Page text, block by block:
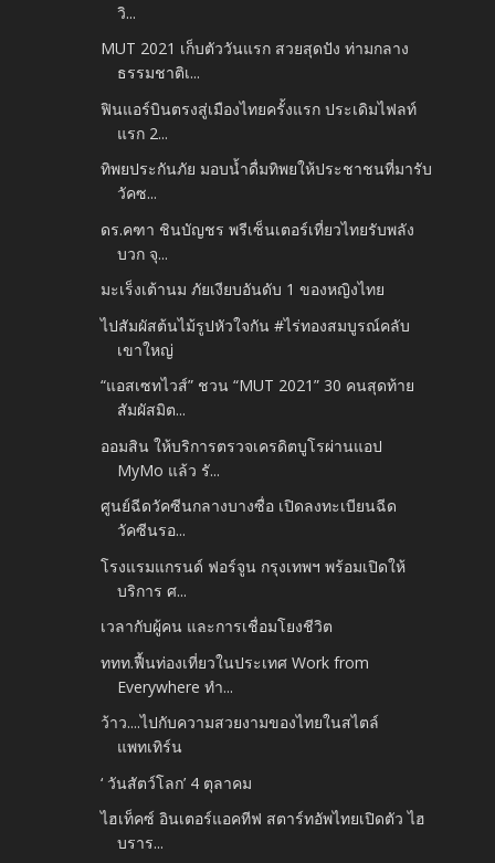
วิ...
MUT 2021 เก็บตัววันแรก สวยสุดปัง ท่ามกลาง
ธรรมชาติเ...
ฟินแอร์บินตรงสู่เมืองไทยครั้งแรก ประเดิมไฟลท์
แรก 2...
ทิพยประกันภัย มอบน้ำดื่มทิพยให้ประชาชนที่มารับ
วัคซ...
ดร.คฑา ชินบัญชร พรีเซ็นเตอร์เที่ยวไทยรับพลัง
บวก จุ...
มะเร็งเต้านม ภัยเงียบอันดับ 1 ของหญิงไทย
ไปสัมผัสต้นไม้รูปหัวใจกัน #ไร่ทองสมบูรณ์คลับ
เขาใหญ่
“แอสเซทไวส์” ชวน “MUT 2021” 30 คนสุดท้าย
สัมผัสมิต...
ออมสิน ให้บริการตรวจเครดิตบูโรผ่านแอป
MyMo แล้ว รั...
ศูนย์ฉีดวัคซีนกลางบางซื่อ เปิดลงทะเบียนฉีด
วัคซีนรอ...
โรงแรมแกรนด์ ฟอร์จูน กรุงเทพฯ พร้อมเปิดให้
บริการ ศ...
เวลากับผู้คน และการเชื่อมโยงชีวิต
ททท.ฟื้นท่องเที่ยวในประเทศ Work from
Everywhere ทำ...
ว้าว....ไปกับความสวยงามของไทยในสไตล์
แพทเทิร์น
‘ วันสัตว์โลก’ 4 ตุลาคม
ไฮเท็คซ์ อินเตอร์แอคทีฟ สตาร์ทอัพไทยเปิดตัว ไฮ
บราร...